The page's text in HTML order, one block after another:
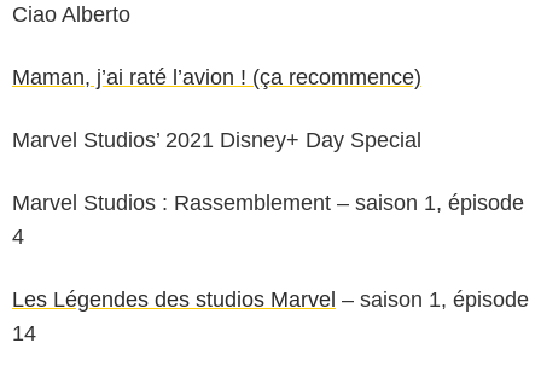
Ciao Alberto
Maman, j’ai raté l’avion ! (ça recommence)
Marvel Studios’ 2021 Disney+ Day Special
Marvel Studios : Rassemblement – saison 1, épisode
4
Les Légendes des studios Marvel – saison 1, épisode
14